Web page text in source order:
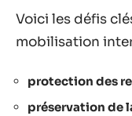
Voici les défis
mobilisation
protection des
préservation de